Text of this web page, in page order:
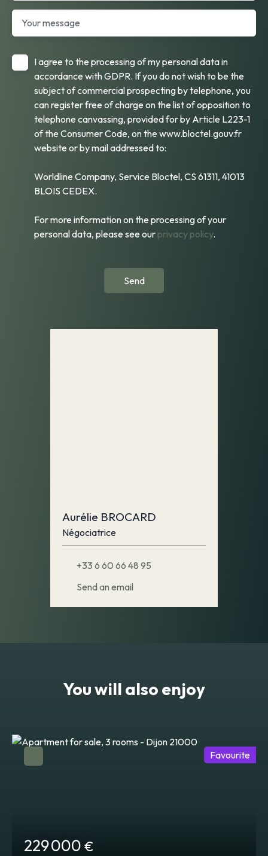
Your message
I agree to the processing of my personal data in
accordance with GDPR. If you do not wish to be the
subject of commercial prospecting by telephone, you
can register free of charge on the list of opposition to
telephone canvassing, provided for by Article L223-1
of the Consumer Code, on the www.bloctel.gouv.fr
website or by mail addressed to:
Worldline Company, Service Bloctel, CS 61311, 41013
BLOIS CEDEX.
For more information on the processing of your
personal data, please see ourprivacy policy.
Send
Aurélie BROCARD
Négociatrice
+33 6 60 66 48 95
Send an email
You will also enjoy
229 000 €
Favourite